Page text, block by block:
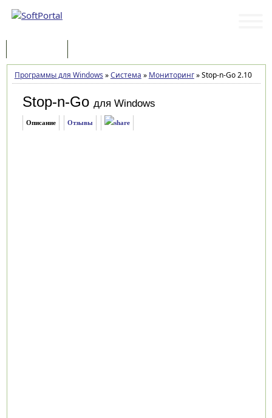
Программы для Windows »Система » Мониторинг»Stop-n-Go 2.10
Stop-n-Go для Windows
Описание Отзывы